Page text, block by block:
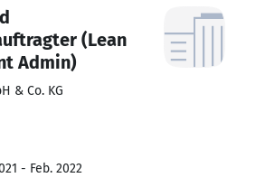
(Lean
Admin)
& Co. KG
- Feb. 2022